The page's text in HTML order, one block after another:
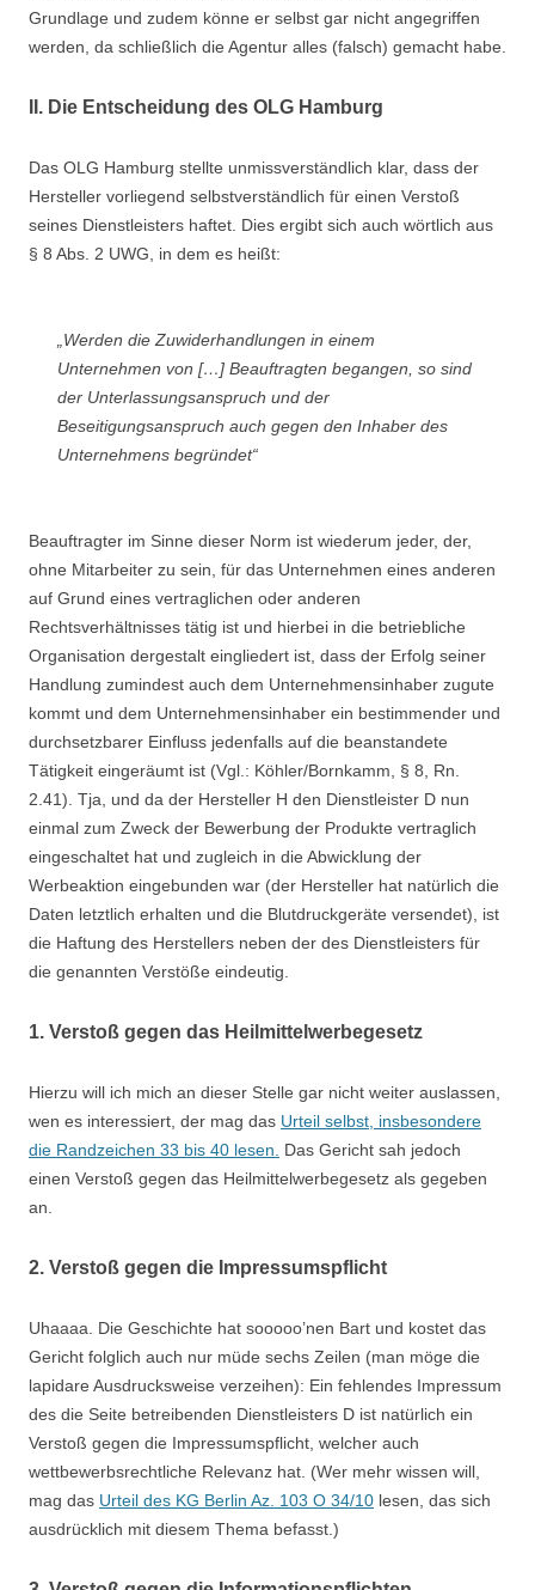
Grundlage und zudem könne er selbst gar nicht angegriffen
werden, da schließlich die Agentur alles (falsch) gemacht habe.
II. Die Entscheidung des OLG Hamburg
Das OLG Hamburg stellte unmissverständlich klar, dass der
Hersteller vorliegend selbstverständlich für einen Verstoß
seines Dienstleisters haftet. Dies ergibt sich auch wörtlich aus
§ 8 Abs. 2 UWG, in dem es heißt:
„Werden die Zuwiderhandlungen in einem
Unternehmen von […] Beauftragten begangen, so sind
der Unterlassungsanspruch und der
Beseitigungsanspruch auch gegen den Inhaber des
Unternehmens begründet“
Beauftragter im Sinne dieser Norm ist wiederum jeder, der,
ohne Mitarbeiter zu sein, für das Unternehmen eines anderen
auf Grund eines vertraglichen oder anderen
Rechtsverhältnisses tätig ist und hierbei in die betriebliche
Organisation dergestalt eingliedert ist, dass der Erfolg seiner
Handlung zumindest auch dem Unternehmensinhaber zugute
kommt und dem Unternehmensinhaber ein bestimmender und
durchsetzbarer Einfluss jedenfalls auf die beanstandete
Tätigkeit eingeräumt ist (Vgl.: Köhler/Bornkamm, § 8, Rn.
2.41). Tja, und da der Hersteller H den Dienstleister D nun
einmal zum Zweck der Bewerbung der Produkte vertraglich
eingeschaltet hat und zugleich in die Abwicklung der
Werbeaktion eingebunden war (der Hersteller hat natürlich die
Daten letztlich erhalten und die Blutdruckgeräte versendet), ist
die Haftung des Herstellers neben der des Dienstleisters für
die genannten Verstöße eindeutig.
1. Verstoß gegen das Heilmittelwerbegesetz
Hierzu will ich mich an dieser Stelle gar nicht weiter auslassen,
wen es interessiert, der mag das Urteil selbst, insbesondere
die Randzeichen 33 bis 40 lesen.
Das Gericht sah jedoch
einen Verstoß gegen das Heilmittelwerbegesetz als gegeben
an.
2. Verstoß gegen die Impressumspflicht
Uhaaaa. Die Geschichte hat sooooo’nen Bart und kostet das
Gericht folglich auch nur müde sechs Zeilen (man möge die
lapidare Ausdrucksweise verzeihen): Ein fehlendes Impressum
des die Seite betreibenden Dienstleisters D ist natürlich ein
Verstoß gegen die Impressumspflicht, welcher auch
wettbewerbsrechtliche Relevanz hat. (Wer mehr wissen will,
mag das Urteil des KG Berlin Az. 103 O 34/10 lesen, das sich
ausdrücklich mit diesem Thema befasst.)